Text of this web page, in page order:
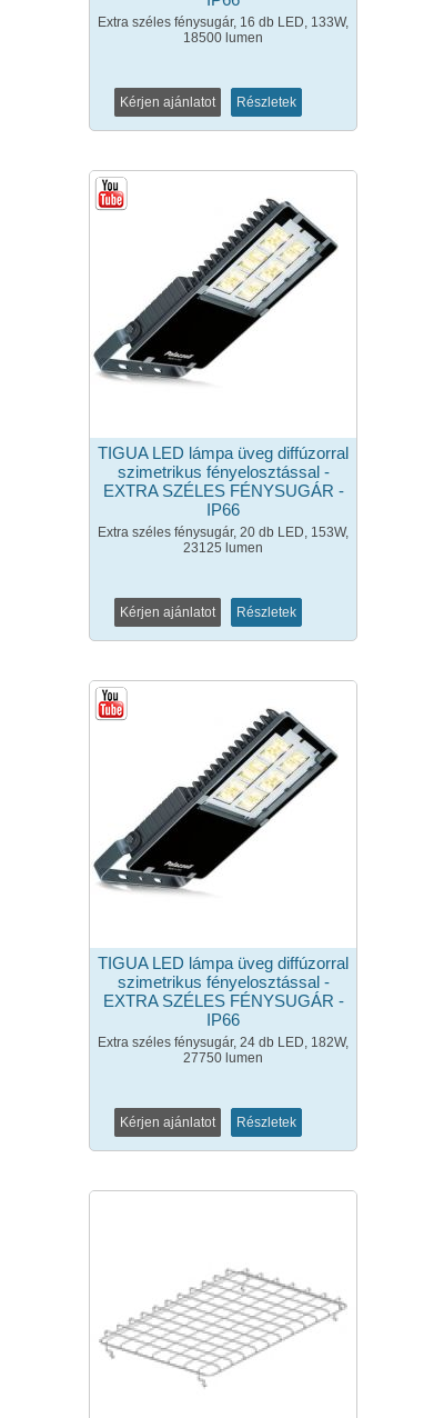
Extra széles fénysugár, 16 db LED, 133W,
18500 lumen
Kérjen ajánlatot Részletek
TIGUA LED lámpa üveg diffúzorral
szimetrikus fényelosztással -
EXTRA SZÉLES FÉNYSUGÁR -
IP66
Extra széles fénysugár, 20 db LED, 153W,
23125 lumen
Kérjen ajánlatot Részletek
TIGUA LED lámpa üveg diffúzorral
szimetrikus fényelosztással -
EXTRA SZÉLES FÉNYSUGÁR -
IP66
Extra széles fénysugár, 24 db LED, 182W,
27750 lumen
Kérjen ajánlatot Részletek